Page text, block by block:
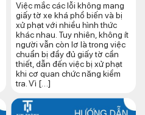
Việc mắc các lỗi không mang
giấy tờ xe khá phổ biến và bị
xử phạt với nhiều hình thức
khác nhau. Tuy nhiên, không ít
người vẫn còn lơ là trong việc
chuẩn bị đầy đủ giấy tờ cần
thiết, dẫn đến việc bị xử phạt
khi cơ quan chức năng kiểm
tra. Vì […]